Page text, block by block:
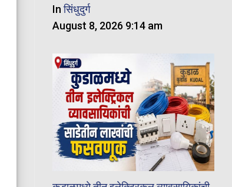
Inसिंधुदुर्ग
August 8, 2026 9:14 am